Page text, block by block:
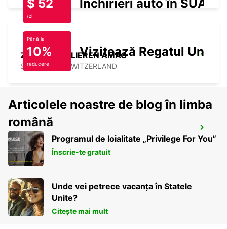
ZURICH SCHLIEREN AMAG
SCHLIEREN - SWITZERLAND
ZURICH ETH HOENGGERBERG
ZURICH - SWITZERLAND
$ 52
/zi
Închirieri auto în SUA
Până la
10%
reducere
Vizitează Regatul Unit
Articolele noastre de blog în limba
română
Programul de loialitate „Privilege For You”
Înscrie-te gratuit
Unde vei petrece vacanța în Statele
Unite?
Citește mai mult